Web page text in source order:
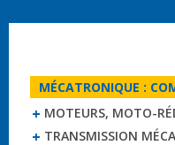
MÉCATRONIQUE :
MOTEURS, MOTO-
TRANSMISSION